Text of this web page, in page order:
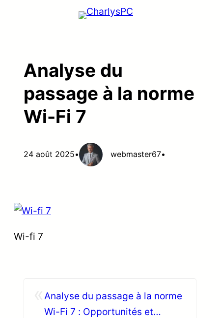
Analyse du
passage à la norme
Wi-Fi 7
24 août 2025• webmaster67•
Wi-fi 7
Analyse du passage à la norme
Wi-Fi 7 : Opportunités et